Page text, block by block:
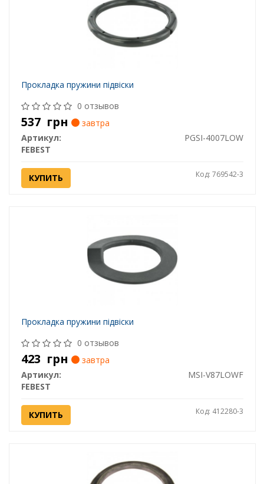
Прокладка пружини підвіски
0 отзывов
537 грн
завтра
Артикул:
PGSI-4007LOW
FEBEST
КУПИТЬ Код: 769542-3
Прокладка пружини підвіски
0 отзывов
423 грн
завтра
Артикул:
MSI-V87LOWF
FEBEST
КУПИТЬ Код: 412280-3